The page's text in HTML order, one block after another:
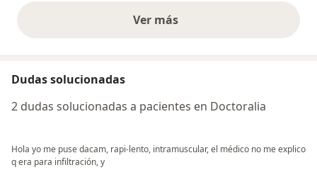
Ver másopiniones anteriores
Dudas solucionadas
2 dudas solucionadas a pacientes en Doctoralia
Hola yo me puse dacam, rapi-lento, intramuscular, el médico no me explico
q era para infiltración, y